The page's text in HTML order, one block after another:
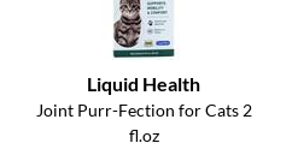
Liquid Health
Joint Purr-Fection for Cats 2
fl.oz